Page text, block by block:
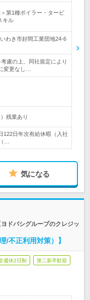
第1種ボイラー・タービ
キル
わき市好間工業団地24-6
慮の上、同社規定により
変更なし…
残業あり
122日年次有給休暇（入社
…
気になる
ドバシグループのクレジッ
/不正利用対策）】
週休2日制 第二新卒歓迎